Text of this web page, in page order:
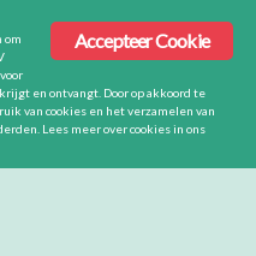
Accepteer Cookie
om
en ontvangt. Door op akkoord te
van cookies en het verzamelen van
Lees meer over cookies in ons